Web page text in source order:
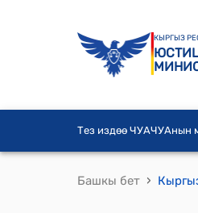
КЫРГЫЗ
Тез издөө ЧУАЧУАнын
Башкы бет ›